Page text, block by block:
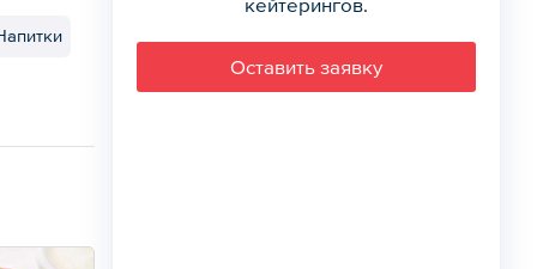
кейтерингов.
Оставить заявку